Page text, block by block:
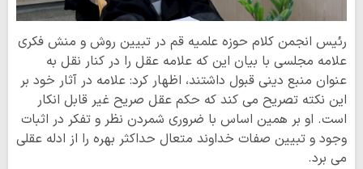
رئیس انجمن کلام حوزه‌ علمیه قم در تبیین روش و منش فکری
علامه مجلسی با بیان این که علامه عقل را در کنار نقل به
عنوان منبع دینی قبول داشتند، اظهار کرد: علامه در آثار خود بر
این نکته تصریح می کند که حکم عقل صریح غیر قابل انکار
است. او بر همین اساس با ضروری شمردن نظر و تفکر در اثبات
وجود و تبیین صفات خداوند متعال حداکثر بهره را از ادله عقلی
می برد.